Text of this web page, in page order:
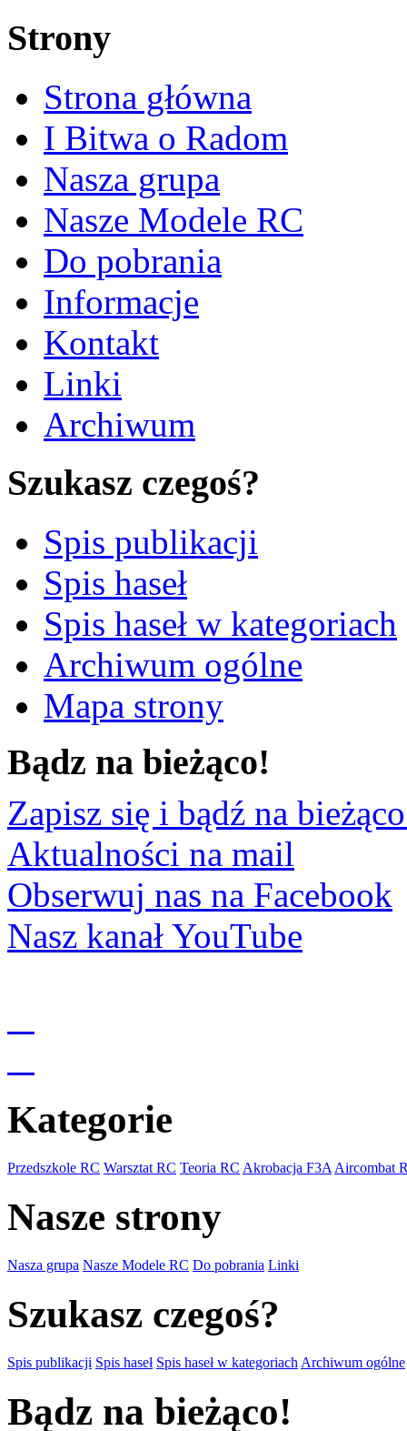
Strony
Strona główna
I Bitwa o Radom
Nasza grupa
Nasze Modele RC
Do pobrania
Informacje
Kontakt
Linki
Archiwum
Szukasz czegoś?
Spis publikacji
Spis haseł
Spis haseł w kategoriach
Archiwum ogólne
Mapa strony
Bądz na bieżąco!
Zapisz się i bądź na
Aktualności na mail
Obserwuj nas na Facebook
Nasz kanał YouTube
Kategorie
Przedszkole RC Warsztat RC Teoria RC Akrobacja F3A Aircombat
Nasze strony
Nasza grupa Nasze Modele RC Do pobrania Linki
Szukasz czegoś?
Spis publikacji Spis haseł Spis haseł w kategoriach Archiwum ogólne
Bądz na bieżąco!